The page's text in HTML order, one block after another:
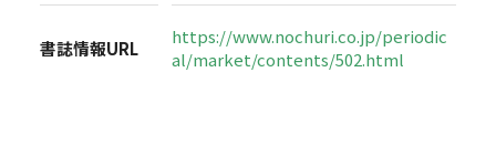
書誌情報URL
https://www.nochuri.co.jp/periodic
al/market/contents/502.html